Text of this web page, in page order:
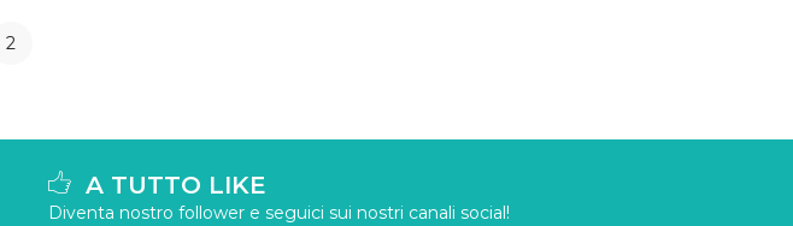
2
A TUTTO LIKE
Diventa nostro follower e seguici sui nostri canali social!